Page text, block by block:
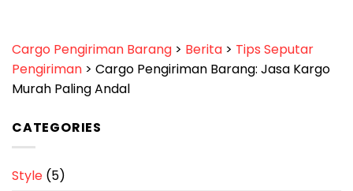
Cargo Pengiriman Barang > Berita > Tips Seputar
Pengiriman > Cargo Pengiriman Barang: Jasa Kargo
Murah Paling Andal
CATEGORIES
Style (5)